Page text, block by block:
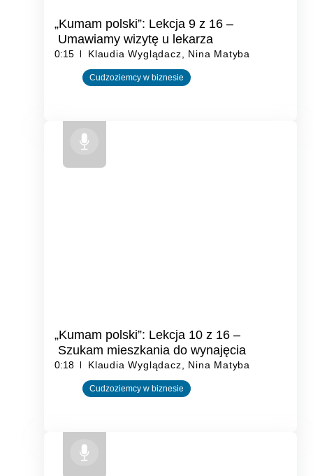
„Kumam polski”: Lekcja 9 z 16 –
Umawiamy wizytę u lekarza
0:15 Klaudia Wyglądacz, Nina Matyba
Cudzoziemcy w biznesie
„Kumam polski”: Lekcja 10 z 16 –
Szukam mieszkania do wynajęcia
0:18 Klaudia Wyglądacz, Nina Matyba
Cudzoziemcy w biznesie